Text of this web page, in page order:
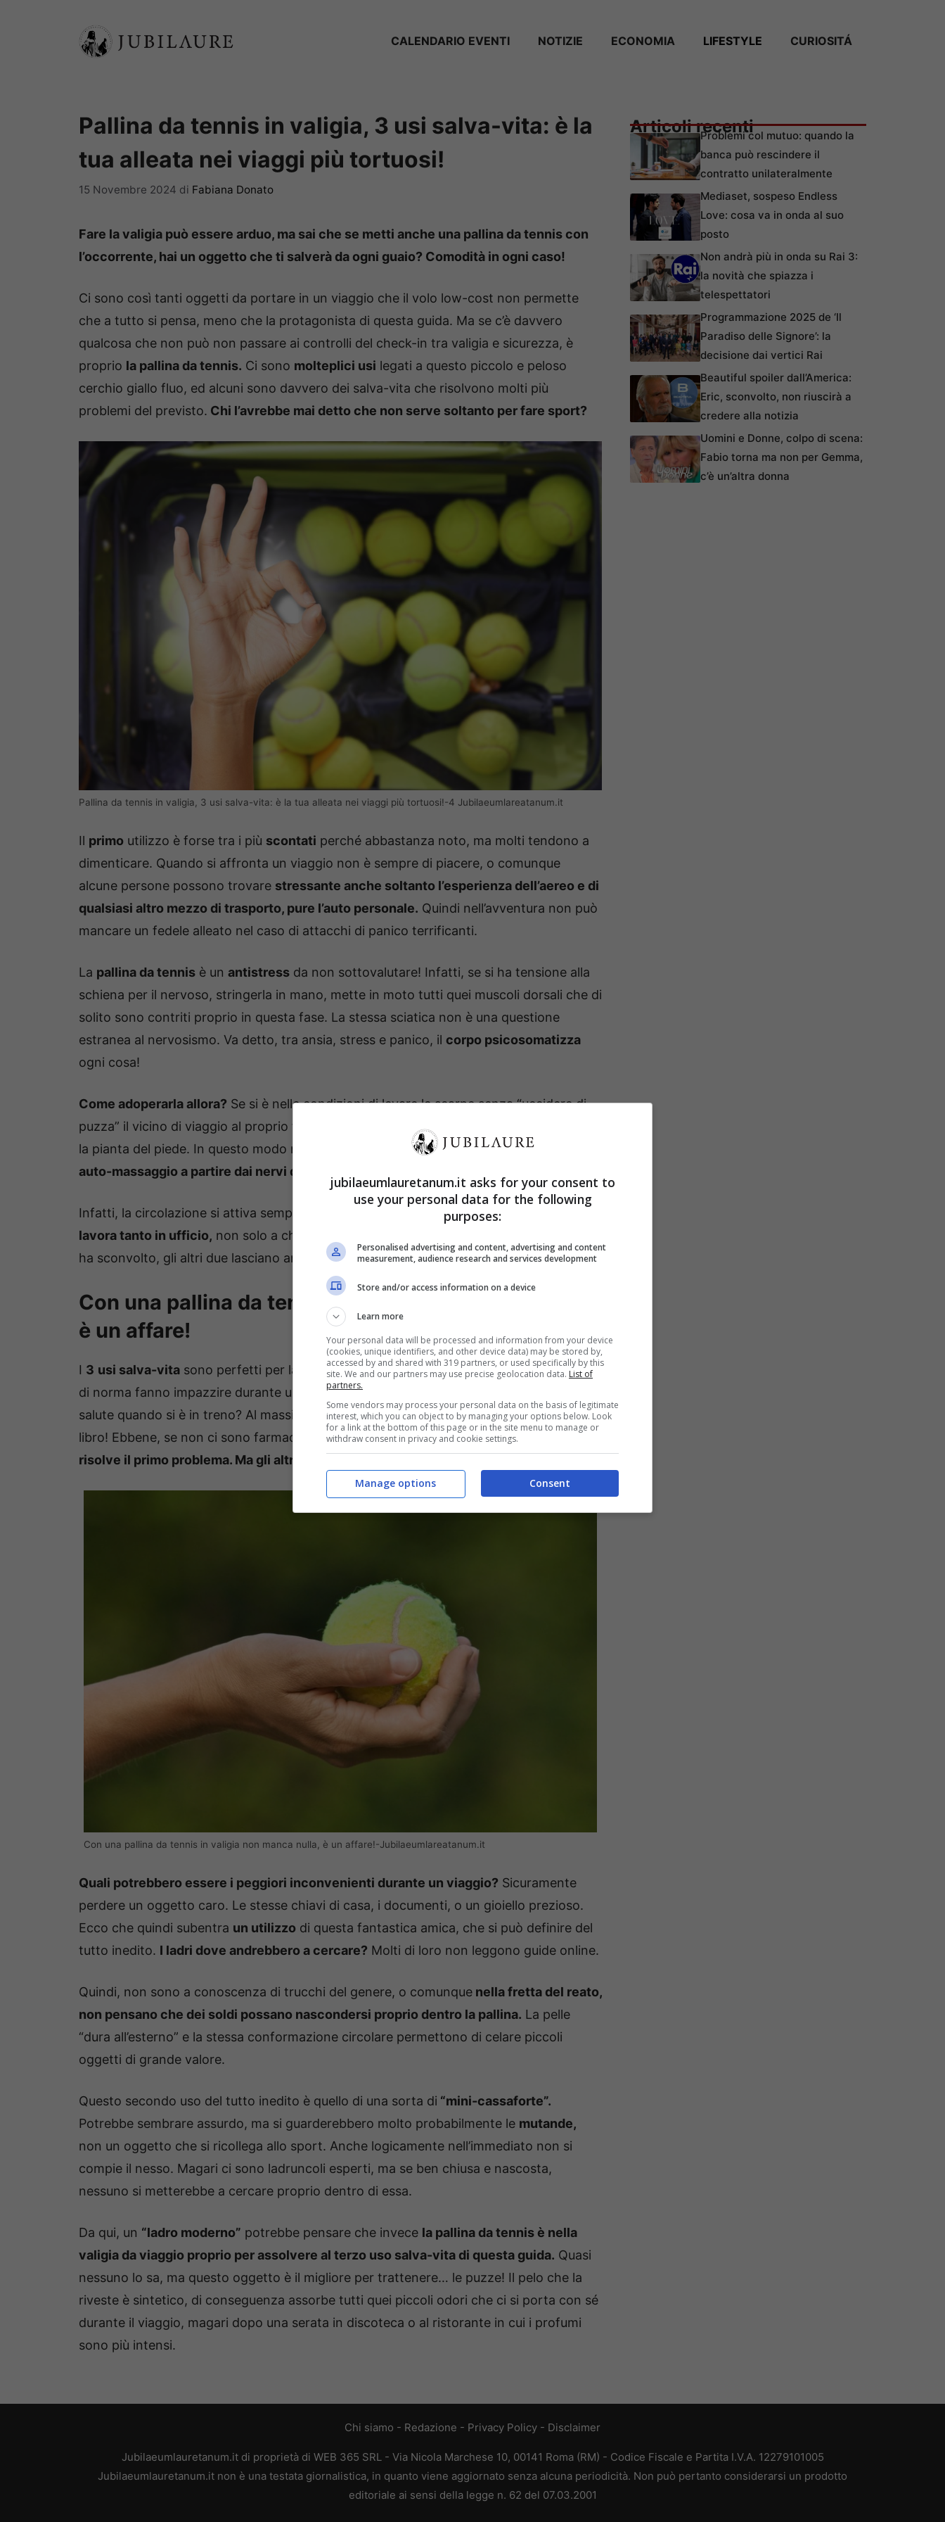
CALENDARIO EVENTI NOTIZIE ECONOMIA LIFESTYLE CURIOSITÁ
Pallina da tennis in valigia, 3 usi salva-vita: è la
tua alleata nei viaggi più tortuosi!
15 Novembre 2024 di Fabiana Donato
Fare la valigia può essere arduo, ma sai che se metti anche una pallina da tennis con
l’occorrente, hai un oggetto che ti salverà da ogni guaio? Comodità in ogni caso!
Ci sono così tanti oggetti da portare in un viaggio che il volo low-cost non permette
che a tutto si pensa, meno che la protagonista di questa guida. Ma se c’è davvero
qualcosa che non può non passare ai controlli del check-in tra valigia e sicurezza, è
proprio la pallina da tennis. Ci sono molteplici usi legati a questo piccolo e peloso
cerchio giallo fluo, ed alcuni sono davvero dei salva-vita che risolvono molti più
problemi del previsto. Chi l’avrebbe mai detto che non serve soltanto per fare sport?
Pallina da tennis in valigia, 3 usi salva-vita: è la tua alleata nei viaggi più tortuosi!-4 Jubilaeumlareatanum.it
Il primo utilizzo è forse tra i più scontati perché abbastanza noto, ma molti tendono a
dimenticare. Quando si affronta un viaggio non è sempre di piacere, o comunque
alcune persone possono trovare stressante anche soltanto l’esperienza dell’aereo e di
qualsiasi altro mezzo di trasporto, pure l’auto personale. Quindi nell’avventura non può
mancare un fedele alleato nel caso di attacchi di panico terrificanti.
La pallina da tennis è un antistress da non sottovalutare! Infatti, se si ha tensione alla
schiena per il nervoso, stringerla in mano, mette in moto tutti quei muscoli dorsali che di
solito sono contriti proprio in questa fase. La stessa sciatica non è una questione
estranea al nervosismo. Va detto, tra ansia, stress e panico, il corpo psicosomatizza
ogni cosa!
Come adoperarla allora? Se si è nelle condizioni di levare le scarpe senza “uccidere di
puzza” il vicino di viaggio al proprio fianco, è un ottimo rimedio quello di passarla sotto
la pianta del piede. In questo modo ne ha
beneficio non solo la schiena che attua un
auto-massaggio a partire dai nervi del piede, ma in tutto il corpo.
Infatti, la circolazione si attiva sempre più. Questo gesto lo si consiglia anche a
lavora tanto in ufficio, non solo a chi deve fare un viaggio di tante ore. Se questo uso
ha sconvolto, gli altri due lasciano ancor di più senza parole per la loro praticità!
Con una pallina da tennis in valigia non manca nulla,
è un affare!
I 3 usi salva-vita sono perfetti per la loropraticità.Risolvono facilmente problemi che
di norma fanno impazzire durante un viaggio. Chi ha il tempo di risolvere problemi di
salute quando si è in treno? Al massimo può scrollare i video di Tik Tok o leggere un
libro! Ebbene, se non ci sono farmaci o fisioterapista che tengano, la pallina da tennis
risolve il primo problema. Ma gli altri? Pure!
Con una pallina da tennis in valigia non manca nulla, è un affare!-Jubilaeumlareatanum.it
Quali potrebbero essere i peggiori inconvenienti durante un viaggio? Sicuramente
perdere un oggetto caro. Le stesse chiavi di casa, i documenti, o un gioiello prezioso.
Ecco che quindi subentra un utilizzo di questa fantastica amica, che si può definire del
tutto inedito. I ladri dove andrebbero a cercare? Molti di loro non leggono guide online.
Quindi, non sono a conoscenza di trucchi del genere, o comunque nella fretta del reato,
non pensano che dei soldi possano nascondersi proprio dentro la pallina. La pelle
“dura all’esterno” e la stessa conformazione circolare permettono di celare piccoli
oggetti di grande valore.
Questo secondo uso del tutto inedito è quello di una sorta di “mini-cassaforte”.
Potrebbe sembrare assurdo, ma si guarderebbero molto probabilmente le mutande,
non un oggetto che si ricollega allo sport. Anche logicamente nell’immediato non si
compie il nesso. Magari ci sono ladruncoli esperti, ma se ben chiusa e nascosta,
nessuno si metterebbe a cercare proprio dentro di essa.
Da qui, un “ladro moderno” potrebbe pensare che invece la pallina da tennis è nella
valigia da viaggio proprio per assolvere al terzo uso salva-vita di questa guida. Quasi
nessuno lo sa, ma questo oggetto è il migliore per trattenere… le puzze! Il pelo che la
riveste è sintetico, di conseguenza assorbe tutti quei piccoli odori che ci si porta con sé
durante il viaggio, magari dopo una serata in discoteca o al ristorante in cui i profumi
sono più intensi.
Articoli recentiProblemi col mutuo: quando la
banca può rescindere il
contratto unilateralmente
Mediaset, sospeso Endless
Love: cosa va in onda al suo
posto
Non andrà più in onda su Rai 3:
la novità che spiazza i
telespettatori
Programmazione 2025 de ‘Il
Paradiso delle Signore’: la
decisione dai vertici Rai
Beautiful spoiler dall’America:
Eric, sconvolto, non riuscirà a
credere alla notizia
Uomini e Donne, colpo di scena:
Fabio torna ma non per Gemma,
c’è un’altra donna
Chi siamo - Redazione - Privacy Policy - Disclaimer
Jubilaeumlauretanum.it di proprietà di WEB 365 SRL - Via Nicola Marchese 10, 00141 Roma (RM) - Codice Fiscale e Partita I.V.A. 12279101005
Jubilaeumlauretanum.it non è una testata giornalistica, in quanto viene aggiornato senza alcuna periodicità. Non può pertanto considerarsi un prodotto
editoriale ai sensi della legge n. 62 del 07.03.2001
jubilaeumlauretanum.it asks for your consent to
use your personal data for the following
purposes:
Personalised advertising and content, advertising and content
measurement, audience research and services development
Store and/or access information on a device
Learn more
Your personal data will be processed and information from your device
(cookies, unique identifiers, and other device data) may be stored by,
accessed by and shared with 319 partners, or used specifically by this
site. We and our partners may use precise geolocation data. List of
partners.
Some vendors may process your personal data on the basis of legitimate
interest, which you can object to by managing your options below. Look
for a link at the bottom of this page or in the site menu to manage or
withdraw consent in privacy and cookie settings.
Consent
Manage options